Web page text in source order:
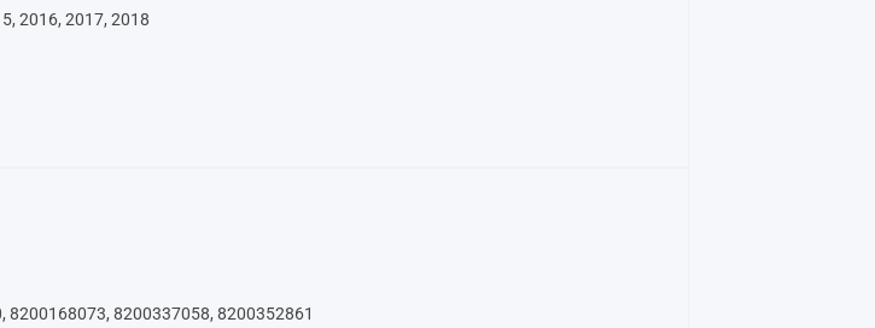
2016, 2017, 2018
8200168073, 8200337058, 8200352861